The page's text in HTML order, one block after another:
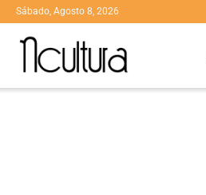
Sábado, Agosto 8, 2026